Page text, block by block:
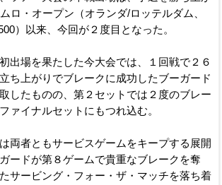
ロ・オープン（オランダ/ロッテルダム、
）以来、今回が２度目となった。
出場を果たした今大会では、１回戦で２６
ち上がりでブレークに成功したブーガード
したものの、第２セットでは２度のブレー
ァイナルセットにもつれ込む。
両者ともサービスゲームをキープする展開
ードが第８ゲームで貴重なブレークを奪
サービング・フォー・ザ・マッチを落ち着